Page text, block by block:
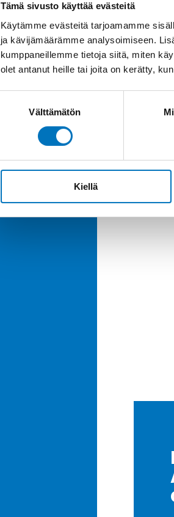
Tämä sivusto käyttää evästeitä
Käytämme evästeitä tarjoamamme
ja kävijämäärämme analysoimiseen.
kumppaneillemme tietoja siitä, miten
olet antanut heille tai joita on kerätty,
Välttämätön
Kiellä